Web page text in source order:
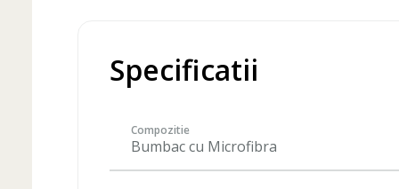
Specificatii
Compozitie
Bumbac cu Microfibra